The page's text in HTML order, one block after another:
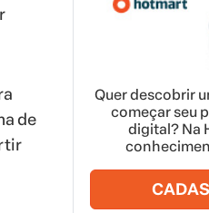
de
Quer descobrir
começar seu
digital? Na